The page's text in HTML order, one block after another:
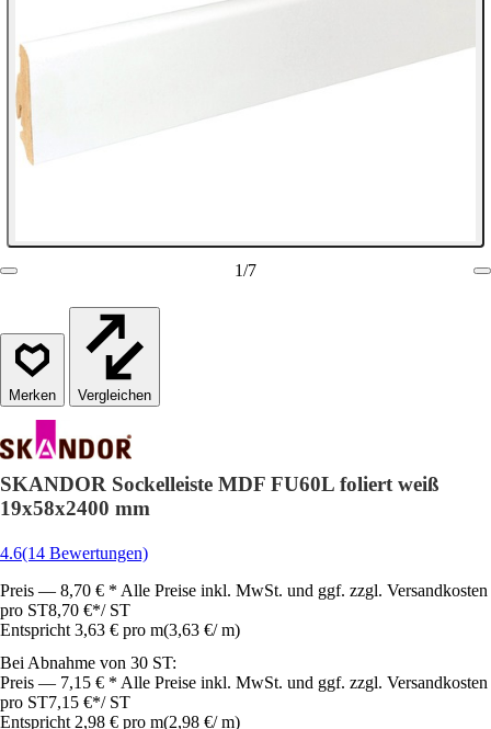
1/7
Vergleichen
SKANDOR Sockelleiste MDF FU60L foliert weiß
19x58x2400 mm
4.6(14 Bewertungen)
Preis — 8,70 € * Alle Preise inkl. MwSt. und ggf. zzgl. Versandkosten
pro ST8,70 €*/ ST
Entspricht 3,63 € pro m(3,63 €/ m)
Bei Abnahme von 30 ST:
Preis — 7,15 € * Alle Preise inkl. MwSt. und ggf. zzgl. Versandkosten
pro ST7,15 €*/ ST
Entspricht 2,98 € pro m(2,98 €/ m)